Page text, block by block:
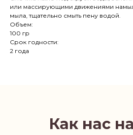
или массирующими движениями
мыла, тщательно смыть пену водой.
Объем:
100 гр
Срок годности:
2 года
Как нас